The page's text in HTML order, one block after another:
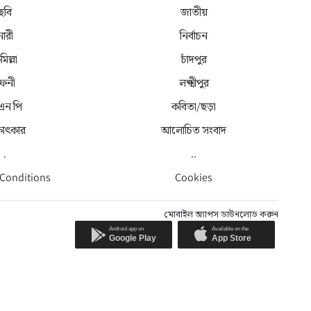
জাতীয়
নির্বাচন
চাঁদপুর
লক্ষ্মীপুর
পি
কবিতা/ছড়া
আলোচিত সংবাদ
.
..
Cookies
মোবাইল অ্যাপস ডাউনলোড করুন